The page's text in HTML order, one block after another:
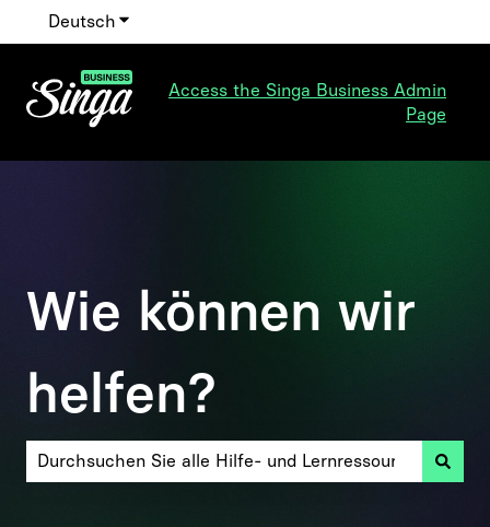
Deutsch Untermenü für Übersetzungen anzeigen
Access the Singa Business Admin
Page
Wie können wir
helfen?